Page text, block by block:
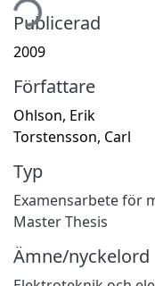
Publicerad
2009
Författare
Ohlson, Erik
Torstensson, Carl
Typ
Examensarbete för
Master Thesis
Ämne/nyckelord